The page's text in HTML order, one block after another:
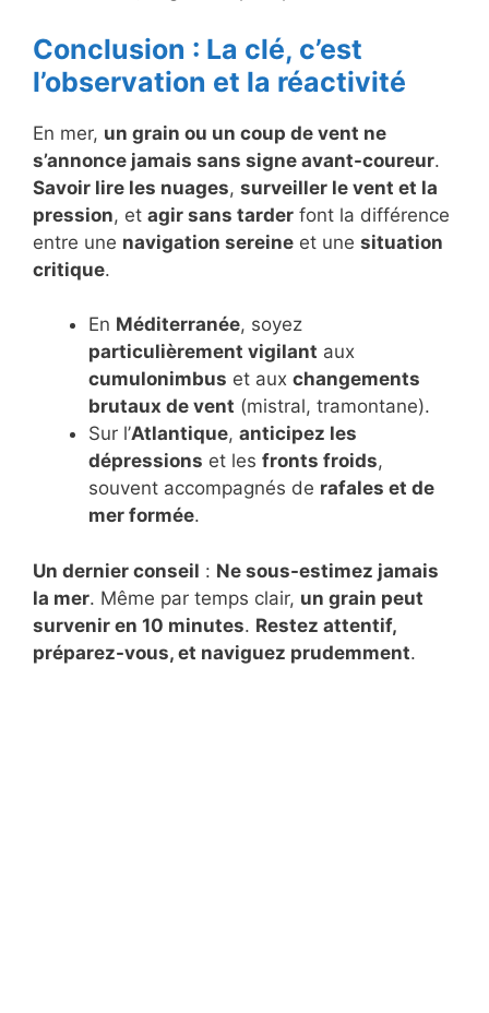
Conclusion : La clé, c’est
l’observation et la réactivité
En mer, un grain ou un coup de vent ne
s’annonce jamais sans signe avant-coureur.
Savoir lire les nuages, surveiller le vent et la
pression, et agir sans tarder font la différence
entre une navigation sereine et une situation
critique.
En Méditerranée, soyez
particulièrement vigilant aux
cumulonimbus et aux changements
brutaux de vent (mistral, tramontane).
Sur l’Atlantique, anticipez les
dépressions et les fronts froids,
souvent accompagnés de rafales et de
mer formée.
Un dernier conseil : Ne sous-estimez jamais
la mer. Même par temps clair, un grain peut
survenir en 10 minutes. Restez attentif,
préparez-vous, et naviguez prudemment.